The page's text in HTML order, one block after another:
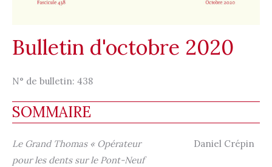
Bulletin d'octobre 2020
N° de bulletin: 438
SOMMAIRE
Le Grand Thomas « Opérateur
pour les dents sur le Pont-Neuf
Daniel Crépin